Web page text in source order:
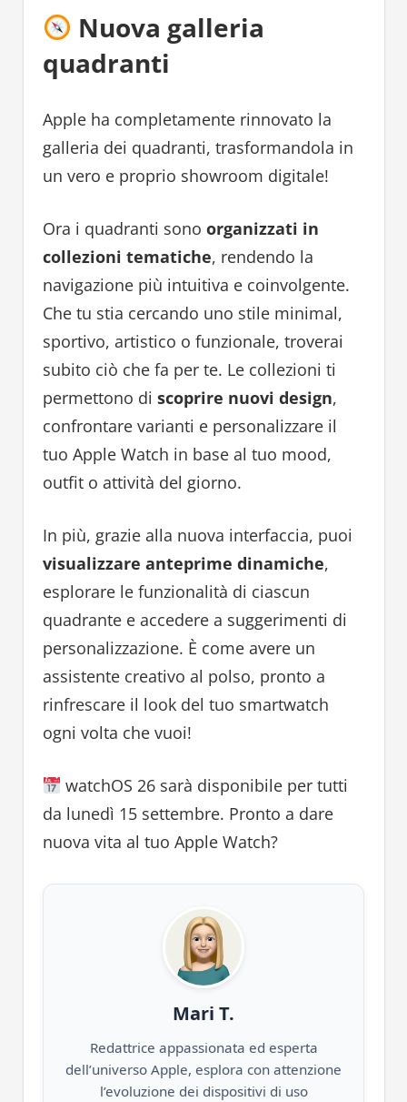
Nuova galleria
quadranti
Apple ha completamente rinnovato la
galleria dei quadranti, trasformandola in
un vero e proprio showroom digitale!
Ora i quadranti sono organizzati in
collezioni tematiche, rendendo la
navigazione più intuitiva e coinvolgente.
Che tu stia cercando uno stile minimal,
sportivo, artistico o funzionale, troverai
subito ciò che fa per te. Le collezioni ti
permettono di scoprire nuovi design,
confrontare varianti e personalizzare il
tuo Apple Watch in base al tuo mood,
outfit o attività del giorno.
In più, grazie alla nuova interfaccia, puoi
visualizzare anteprime dinamiche,
esplorare le funzionalità di ciascun
quadrante e accedere a suggerimenti di
personalizzazione. È come avere un
assistente creativo al polso, pronto a
rinfrescare il look del tuo smartwatch
ogni volta che vuoi!
watchOS 26 sarà disponibile per tutti
da lunedì 15 settembre. Pronto a dare
nuova vita al tuo Apple Watch?
Mari T.
Redattrice appassionata ed esperta
dell’universo Apple, esplora con attenzione
l’evoluzione dei dispositivi di uso